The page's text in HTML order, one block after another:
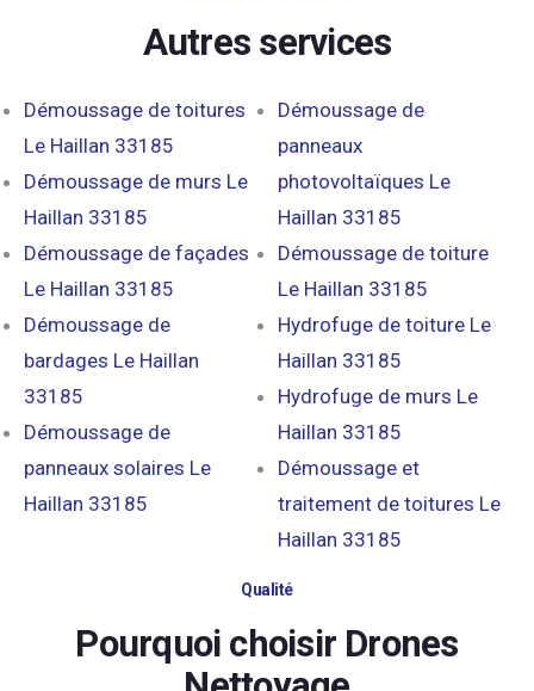
Autres services
Démoussage de toitures
Le Haillan 33185
Démoussage de murs Le
Haillan 33185
Démoussage de façades
Le Haillan 33185
Démoussage de
bardages Le Haillan
33185
Démoussage de
panneaux solaires Le
Haillan 33185
Démoussage de
panneaux
photovoltaïques Le
Haillan 33185
Démoussage de toiture
Le Haillan 33185
Hydrofuge de toiture Le
Haillan 33185
Hydrofuge de murs Le
Haillan 33185
Démoussage et
traitement de toitures Le
Haillan 33185
Qualité
Pourquoi choisir Drones